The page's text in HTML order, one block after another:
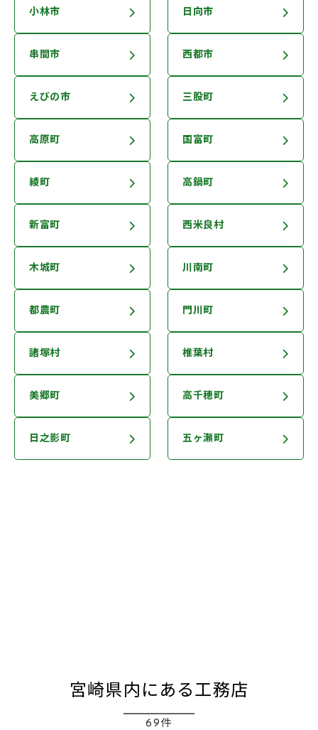
小林市 日向市
串間市 西都市
えびの市 三股町
高原町 国富町
綾町 高鍋町
新富町 西米良村
木城町 川南町
都農町 門川町
諸塚村 椎葉村
美郷町 高千穂町
日之影町 五ヶ瀬町
宮崎県内にある工務店
69件